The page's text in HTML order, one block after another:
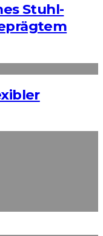
Stuhl-